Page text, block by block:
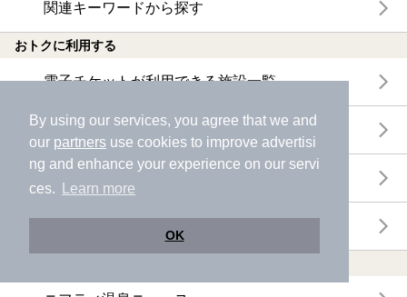
By using our services, you agree that we and
our partners use cookies to improve advertisi
ng and enhance your experience on our servi
ces.
Learn more
OK
関連キーワードから探す
おトクに利用する
電子チケットが利用できる施設一覧
クーポンが利用できる施設一覧